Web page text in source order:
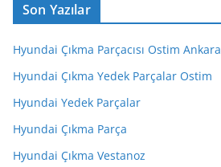
Son Yazılar
Hyundai Çıkma Parçacısı Ostim Ankara
Hyundai Çıkma Yedek Parçalar Ostim
Hyundai Yedek Parçalar
Hyundai Çıkma Parça
Hyundai Çıkma Vestanoz